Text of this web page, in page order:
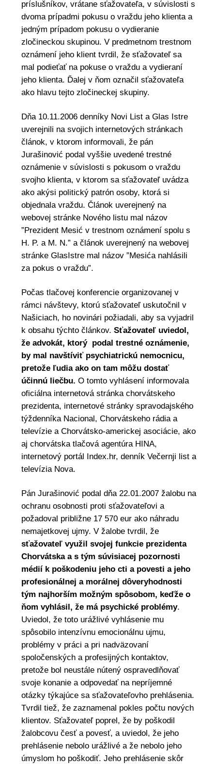
príslušníkov, vrátane sťažovateľa, v súvislosti s
dvoma prípadmi pokusu o vraždu jeho klienta a
jedným prípadom pokusu o vydieranie
zločineckou skupinou. V predmetnom trestnom
oznámení jeho klient tvrdil, že sťažovateľ sa
mal podieťať na pokuse o vraždu a vydieraní
jeho klienta. Ďalej v ňom označil sťažovateľa
ako hlavu tejto zločineckej skupiny.
Dňa 10.11.2006 denníky Novi List a Glas Istre
uverejnili na svojich internetových stránkach
článok, v ktorom informovali, že pán
Jurašinović podal vyššie uvedené trestné
oznámenie v súvislosti s pokusom o vraždu
svojho klienta, v ktorom sa sťažovateľ uvádza
ako akýsi politický patrón osoby, ktorá si
objednala vraždu. Článok uverejnený na
webovej stránke Nového listu mal názov
”Prezident Mesić v trestnom oznámení spolu s
H. P. a M. N.” a článok uverejnený na webovej
stránke GlasIstre mal názov ”Mesića nahlásili
za pokus o vraždu”.
Počas tlačovej konferencie organizovanej v
rámci návštevy, ktorú sťažovateľ uskutočnil v
Našiciach, ho novinári požiadali, aby sa vyjadril
k obsahu týchto článkov. Sťažovateľ uviedol,
že advokát, ktorý podal trestné oznámenie,
by mal navštíviť psychiatrickú nemocnicu,
pretože ľudia ako on tam môžu dostať
účinnú liečbu. O tomto vyhlásení informovala
oficiálna internetová stránka chorvátskeho
prezidenta, internetové stránky spravodajského
týždenníka Nacional, Chorvátskeho rádia a
televízie a Chorvátsko-americkej asociácie, ako
aj chorvátska tlačová agentúra HINA,
internetový portál Index.hr, denník Večernji list a
televízia Nova.
Pán Jurašinović podal dňa 22.01.2007 žalobu na
ochranu osobnosti proti sťažovateľovi a
požadoval približne 17 570 eur ako náhradu
nemajetkovej ujmy. V žalobe tvrdil, že
sťažovateľ využil svojej funkcie prezidenta
Chorvátska a s tým súvisiacej pozornosti
médií k poškodeniu jeho cti a povesti a jeho
profesionálnej a morálnej dôveryhodnosti
tým najhorším možným spôsobom, keďže o
ňom vyhlásil, že má psychické problémy.
Uviedol, že toto urážlivé vyhlásenie mu
spôsobilo intenzívnu emocionálnu ujmu,
problémy v práci a pri nadväzovaní
spoločenských a profesijných kontaktov,
pretože bol neustále nútený ospravedlňovať
svoje konanie a odpovedať na nepríjemné
otázky týkajúce sa sťažovateľovho prehlásenia.
Tvrdil tiež, že zaznamenal pokles počtu nových
klientov. Sťažovateľ poprel, že by poškodil
žalobcovu česť a povesť, a uviedol, že jeho
prehlásenie nebolo urážlivé a že nebolo jeho
úmyslom ho poškodiť. Jeho prehlásenie skôr